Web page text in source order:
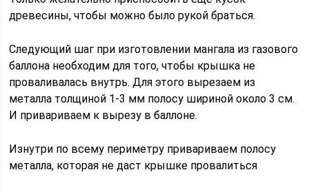
древесины, чтобы можно было рукой браться.
Следующий шаг при изготовлении мангала из газового
баллона необходим для того, чтобы крышка не
проваливалась внутрь. Для этого вырезаем из
металла толщиной 1-3 мм полосу шириной около 3 см.
И привариваем к вырезу в баллоне.
Изнутри по всему периметру привариваем полосу
металла, которая не даст крышке провалиться